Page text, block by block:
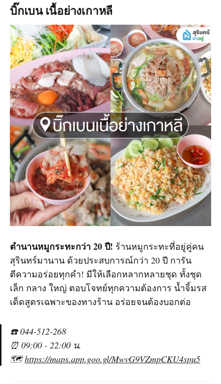
บิ๊กเบน เนื้อย่างเกาหลี
ตำนานหมูกระทะกว่า 20 ปี! ร้านหมูกระทะที่อยู่คู่คน
สุรินทร์มานาน ด้วยประสบการณ์กว่า 20 ปี การัน
ตีความอร่อยทุกคำ! มีให้เลือกหลากหลายชุด ทั้งชุด
เล็ก กลาง ใหญ่ ตอบโจทย์ทุกความต้องการ น้ำจิ้มรส
เด็ดสูตรเฉพาะของทางร้าน อร่อยจนต้องบอกต่อ
☎️ 044-512-268
⏰ 09:00 - 22:00 น.
🗺️https://maps.app.goo.gl/MwvG9VZmpCKU4spu5